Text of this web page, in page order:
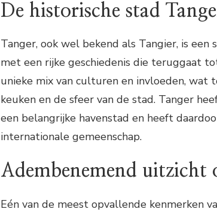
De historische stad
Tanger, ook wel bekend als Tangier, is een
met een rijke geschiedenis die teruggaat
unieke mix van culturen en invloeden, wat
keuken en de sfeer van de stad. Tanger
een belangrijke havenstad en heeft
internationale gemeenschap.
Adembenemend uitzicht
Eén van de meest opvallende kenmerken